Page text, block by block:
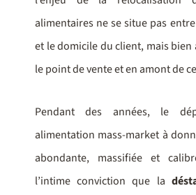
alimentaires ne se situe pas
et le domicile du client, mais
le point de vente et en amont de
Pendant des années, le
alimentation mass-market à
abondante, massifiée et
l’intime conviction que la